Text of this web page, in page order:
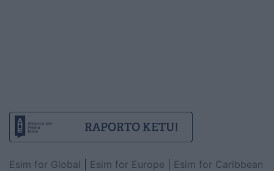
Esim for Global Esim for Europe
Esim for Caribbean